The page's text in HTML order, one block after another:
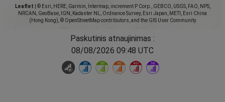
Leaflet
© Esri, HERE, Garmin, Intermap, increment P Corp., GEBCO, USGS, FAO, NPS,
NRCAN, GeoBase, IGN, Kadaster NL, Ordnance Survey, Esri Japan, METI, Esri China
(Hong Kong), © OpenStreetMap contributors, and the GIS User Community
Paskutinis atnaujinimas :
08/08/2026 09:48 UTC